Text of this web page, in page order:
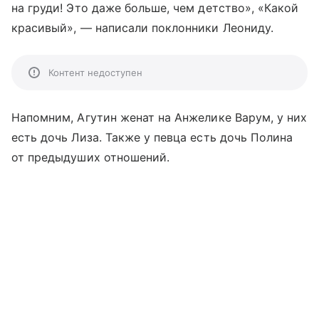
на груди! Это даже больше, чем детство», «Какой
красивый», — написали поклонники Леониду.
Контент недоступен
Напомним, Агутин женат на Анжелике Варум, у них
есть дочь Лиза. Также у певца есть дочь Полина
от предыдуших отношений.